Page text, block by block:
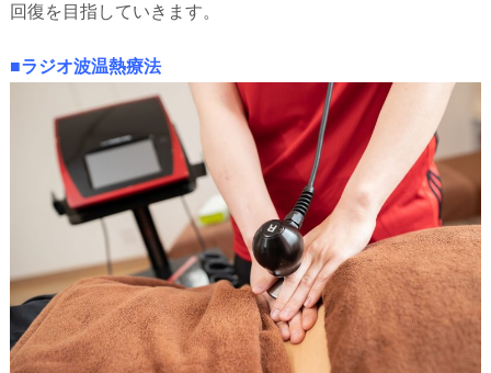
回復を目指していきます。
■ラジオ波温熱療法